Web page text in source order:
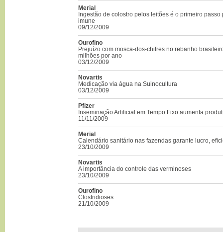
Merial
Ingestão de colostro pelos leitões é o primeiro
imune
09/12/2009
Ourofino
Prejuízo com mosca-dos-chifres no rebanho
milhões por ano
03/12/2009
Novartis
Medicação via água na Suinocultura
03/12/2009
Pfizer
Inseminação Artificial em Tempo Fixo aumenta
11/11/2009
Merial
Calendário sanitário nas fazendas garante lucro,
23/10/2009
Novartis
A importância do controle das verminoses
23/10/2009
Ourofino
Clostridioses
21/10/2009